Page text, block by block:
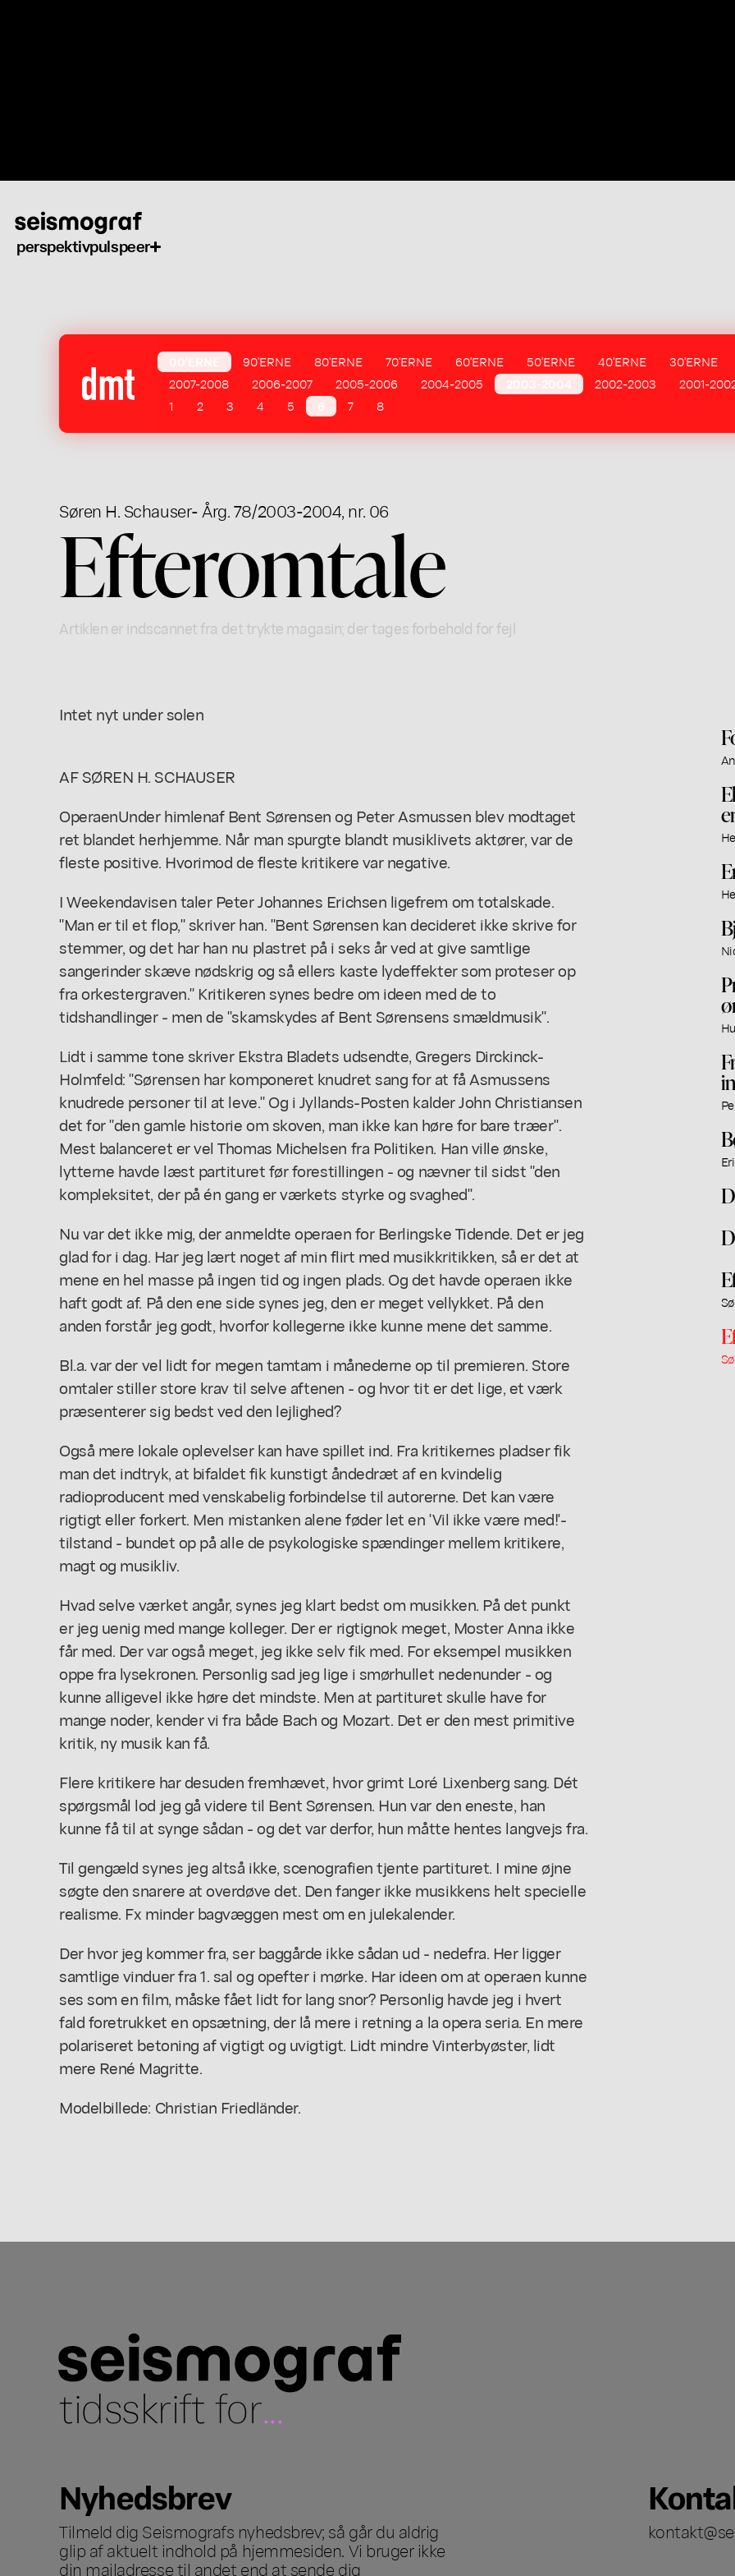
perspektivpulspeer
90'ERNE 80'ERNE 70'ERNE 60'ERNE 50'ERNE 40'ERNE 30'ERNE
2007-2008
2006-2007 2005-2006 2004-2005 2002-2003 2001-
1
2 3 4 5 7 8
Søren H. Schauser- Årg. 78/2003-2004, nr. 06
Efteromtale
Artiklen er indscannet fra det trykte magasin; der tages forbehold for fejl
Intet nyt under solen
AF SØREN H. SCHAUSER
OperaenUnder himlenaf Bent Sørensen og Peter Asmussen blev modtaget
ret blandet herhjemme. Når man spurgte blandt musiklivets aktører, var de
fleste positive. Hvorimod de fleste kritikere var negative.
I Weekendavisen taler Peter Johannes Erichsen ligefrem om totalskade.
"Man er til et flop," skriver han. "Bent Sørensen kan decideret ikke skrive for
stemmer, og det har han nu plastret på i seks år ved at give samtlige
sangerinder skæve nødskrig og så ellers kaste lydeffekter som proteser op
fra orkestergraven." Kritikeren synes bedre om ideen med de to
tidshandlinger - men de "skamskydes af Bent Sørensens smældmusik".
Lidt i samme tone skriver Ekstra Bladets udsendte, Gregers Dirckinck-
Holmfeld: "Sørensen har komponeret knudret sang for at få Asmussens
knudrede personer til at leve." Og i Jyllands-Posten kalder John Christiansen
det for "den gamle historie om skoven, man ikke kan høre for bare træer".
Mest balanceret er vel Thomas Michelsen fra Politiken. Han ville ønske,
lytterne havde læst partituret før forestillingen - og nævner til sidst "den
kompleksitet, der på én gang er værkets styrke og svaghed".
Nu var det ikke mig, der anmeldte operaen for Berlingske Tidende. Det er jeg
glad for i dag. Har jeg lært noget af min flirt med musikkritikken, så er det at
mene en hel masse på ingen tid og ingen plads. Og det havde operaen ikke
haft godt af. På den ene side synes jeg, den er meget vellykket. På den
anden forstår jeg godt, hvorfor kollegerne ikke kunne mene det samme.
Bl.a. var der vel lidt for megen tamtam i månederne op til premieren. Store
omtaler stiller store krav til selve aftenen - og hvor tit er det lige, et værk
præsenterer sig bedst ved den lejlighed?
Også mere lokale oplevelser kan have spillet ind. Fra kritikernes pladser fik
man det indtryk, at bifaldet fik kunstigt åndedræt af en kvindelig
radioproducent med venskabelig forbindelse til autorerne. Det kan være
rigtigt eller forkert. Men mistanken alene føder let en 'Vil ikke være med!'-
tilstand - bundet op på alle de psykologiske spændinger mellem kritikere,
magt og musikliv.
Hvad selve værket angår, synes jeg klart bedst om musikken. På det punkt
er jeg uenig med mange kolleger. Der er rigtignok meget, Moster Anna ikke
får med. Der var også meget, jeg ikke selv fik med. For eksempel musikken
oppe fra lysekronen. Personlig sad jeg lige i smørhullet nedenunder - og
kunne alligevel ikke høre det mindste. Men at partituret skulle have for
mange noder, kender vi fra både Bach og Mozart. Det er den mest primitive
kritik, ny musik kan få.
Flere kritikere har desuden fremhævet, hvor grimt Loré Lixenberg sang. Dét
spørgsmål lod jeg gå videre til Bent Sørensen. Hun var den eneste, han
kunne få til at synge sådan - og det var derfor, hun måtte hentes langvejs fra.
Til gengæld synes jeg altså ikke, scenografien tjente partituret. I mine øjne
søgte den snarere at overdøve det. Den fanger ikke musikkens helt specielle
realisme. Fx minder bagvæggen mest om en julekalender.
Der hvor jeg kommer fra, ser baggårde ikke sådan ud - nedefra. Her ligger
samtlige vinduer fra 1. sal og opefter i mørke. Har ideen om at operaen kunne
ses som en film, måske fået lidt for lang snor? Personlig havde jeg i hvert
fald foretrukket en opsætning, der lå mere i retning a la opera seria. En mere
polariseret betoning af vigtigt og uvigtigt. Lidt mindre Vinterbyøster, lidt
mere René Magritte.
Modelbillede: Christian Friedländer.
tidsskrift for...
Nyhedsbrev
Tilmeld dig Seismografs nyhedsbrev; så går du aldrig
glip af aktuelt indhold på hjemmesiden. Vi bruger ikke
din mailadresse til andet end at sende dig